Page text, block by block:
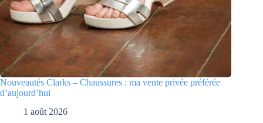
Nouveautés Clarks – Chaussures : ma vente privée préférée
d’aujourd’hui
1 août 2026